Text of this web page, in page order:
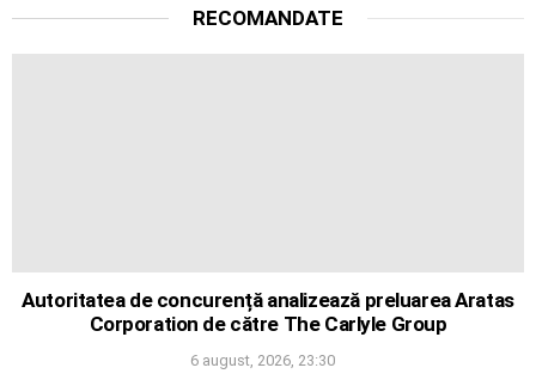
RECOMANDATE
Autoritatea de concurență analizează preluarea Aratas
Corporation de către The Carlyle Group
6 august, 2026, 23:30